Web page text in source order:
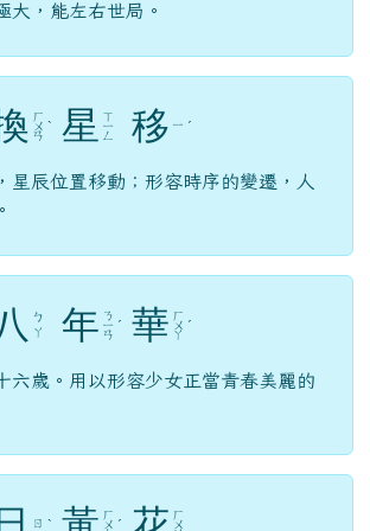
大，能左右世局。
ㄏ
ㄨ
ㄢ
ˋ 星 ㄒ
ㄧ
ㄥ 移 ㄧ ˊ
星辰位置移動；形容時序的變遷，人
ㄅ
ㄚ
年 ㄋ
ㄧ
ㄢ
ˊ 華 ㄏ
ㄨ
ㄚ
ˊ
六歲。用以形容少女正當青春美麗的
ㄖ ˋ
ㄏ
ㄨ ˊ
ㄏ
ㄨ